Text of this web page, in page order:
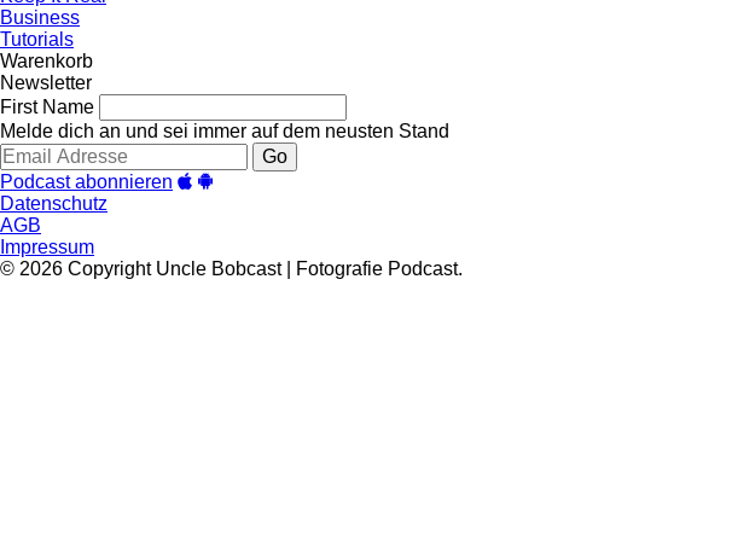
Business
Tutorials
Warenkorb
Newsletter
First Name
Melde dich an und sei immer auf dem neusten Stand
Go
Podcast abonnieren
Datenschutz
AGB
Impressum
© 2026 Copyright Uncle Bobcast | Fotografie Podcast.